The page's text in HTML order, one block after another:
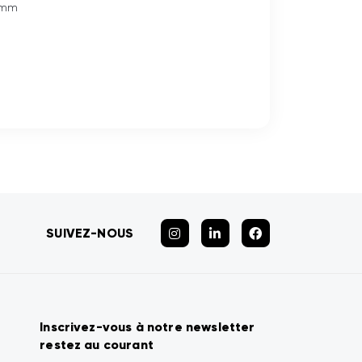
SUIVEZ-NOUS
Inscrivez-vous à notre newsletter
restez au courant